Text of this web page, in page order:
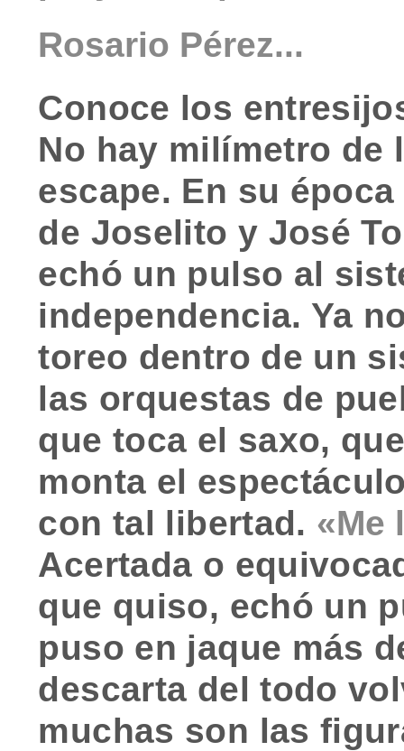
Rosario Pérez...
Conoce los
No hay milímetro de
escape. En su
de Joselito y José
echó un pulso al
independencia. Ya
toreo dentro de un
las orquestas de
que toca el saxo,
monta el
con tal libertad. «Me
Acertada o
que quiso, echó un
puso en jaque más
descarta del todo
muchas son las